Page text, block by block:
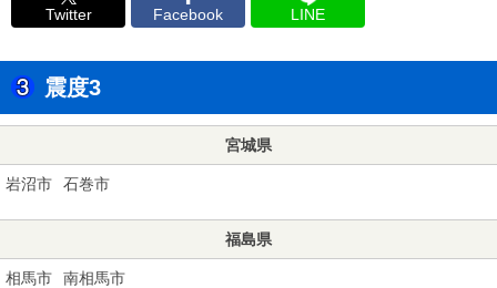
Twitter Facebook LINE
震度3
宮城県
岩沼市 石巻市
福島県
相馬市 南相馬市